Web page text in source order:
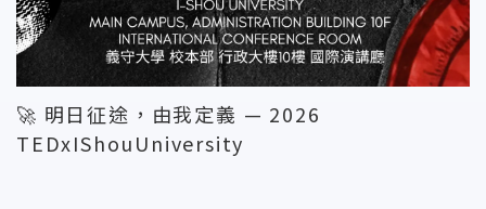
🚀 明日征途，由我定義 — 2026
TEDxIShouUniversity